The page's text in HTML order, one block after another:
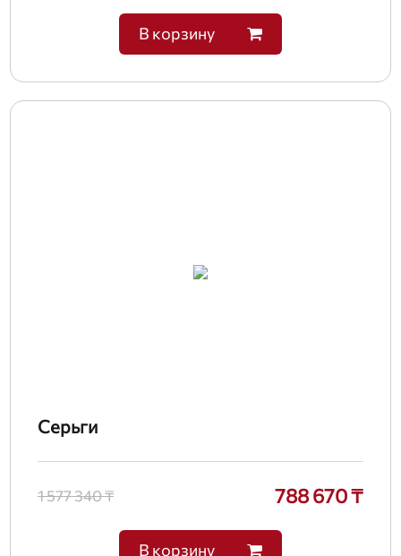
В корзину
Серьги
1 577 340 ₸ 788 670 ₸
В корзину